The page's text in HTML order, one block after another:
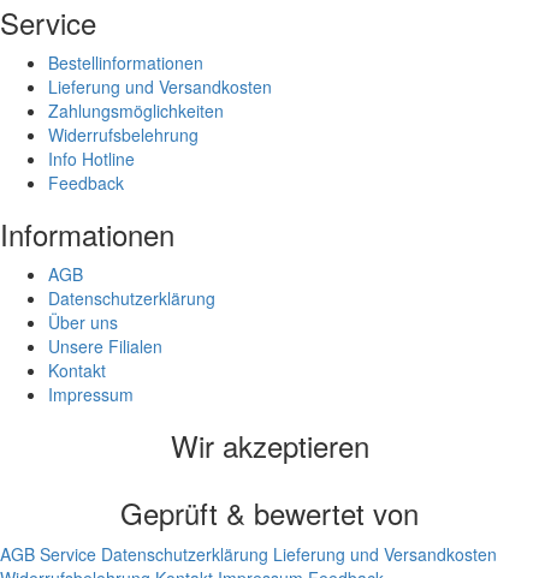
Service
Bestellinformationen
Lieferung und Versandkosten
Zahlungsmöglichkeiten
Widerrufsbelehrung
Info Hotline
Feedback
Informationen
AGB
Datenschutzerklärung
Über uns
Unsere Filialen
Kontakt
Impressum
Wir akzeptieren
Geprüft & bewertet von
AGB Service Datenschutzerklärung Lieferung und Versandkosten